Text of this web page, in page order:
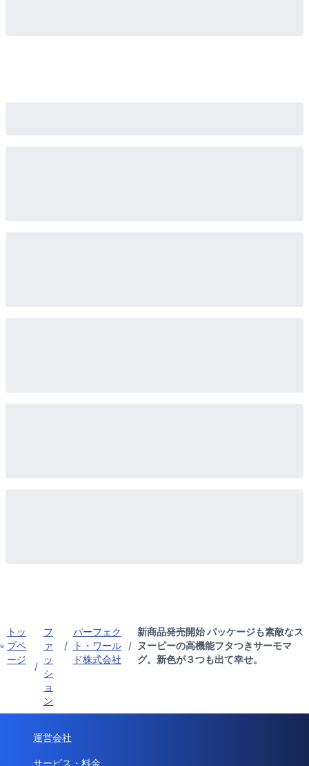
トッ
プペ
ージ
/
フ
ァ
ッ
シ
ョ
ン
/
パーフェク
ト・ワール
ド株式会社
/
新商品発売開始 パッケージも素敵なス
ヌーピーの高機能フタつきサーモマ
グ。新色が３つも出て幸せ。
運営会社
サービス・料金